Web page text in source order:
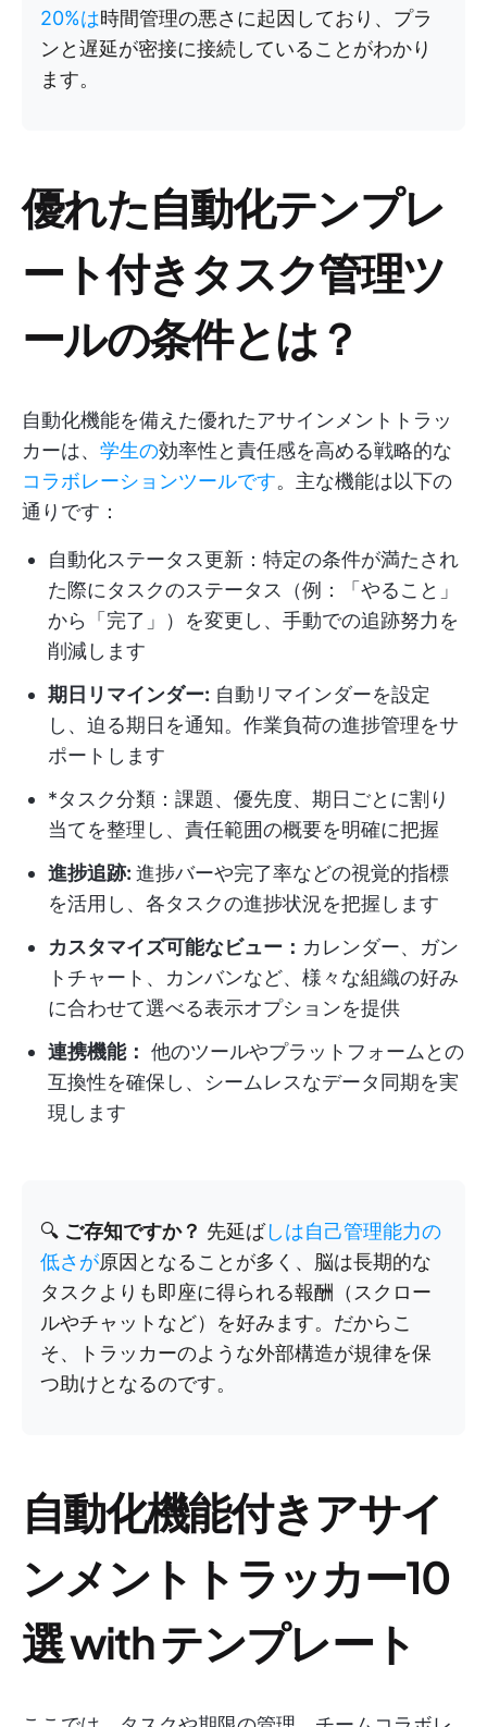
20%は時間管理の悪さに起因しており、プラ
ンと遅延が密接に接続していることがわかり
ます。
優れた自動化テンプレ
ート付きタスク管理ツ
ールの条件とは？
自動化機能を備えた優れたアサインメントトラッ
カーは、 学生の効率性と責任感を高める戦略的な
コラボレーションツールです。主な機能は以下の
通りです：
自動化ステータス更新：特定の条件が満たされ
た際にタスクのステータス（例：「やること」
から「完了」）を変更し、手動での追跡努力を
削減します
期日リマインダー: 自動リマインダーを設定
し、迫る期日を通知。作業負荷の進捗管理をサ
ポートします
*タスク分類：課題、優先度、期日ごとに割り
当てを整理し、責任範囲の概要を明確に把握
進捗追跡: 進捗バーや完了率などの視覚的指標
を活用し、各タスクの進捗状況を把握します
カスタマイズ可能なビュー： カレンダー、ガン
トチャート、カンバンなど、様々な組織の好み
に合わせて選べる表示オプションを提供
連携機能： 他のツールやプラットフォームとの
互換性を確保し、シームレスなデータ同期を実
現します
🔍 ご存知ですか？ 先延ばしは自己管理能力の
低さが原因となることが多く、脳は長期的な
タスクよりも即座に得られる報酬（スクロー
ルやチャットなど）を好みます。だからこ
そ、トラッカーのような外部構造が規律を保
つ助けとなるのです。
自動化機能付きアサイ
ンメントトラッカー10
選 with テンプレート